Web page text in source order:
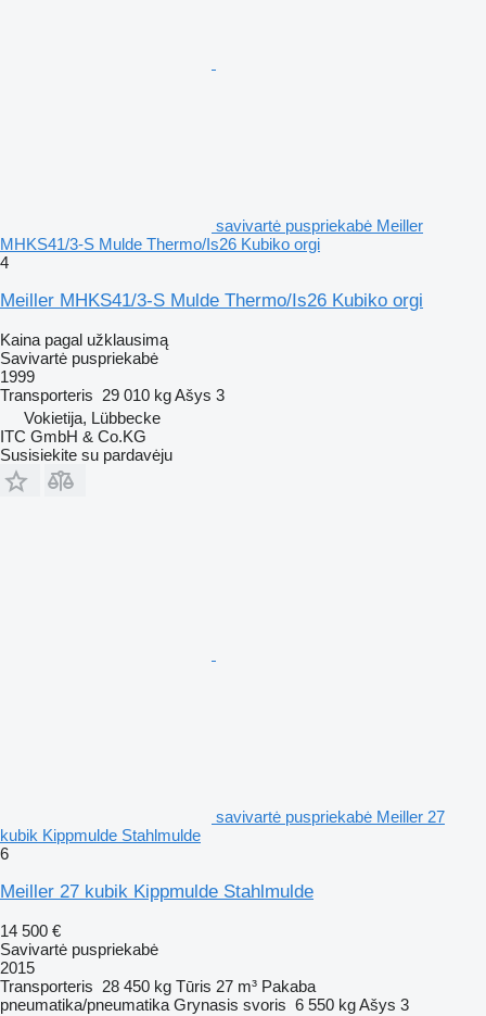
savivartė puspriekabė Meiller
MHKS41/3-S Mulde Thermo/Is26 Kubiko orgi
4
Meiller MHKS41/3-S Mulde Thermo/Is26 Kubiko orgi
Kaina pagal užklausimą
Savivartė puspriekabė
1999
Transporteris 29 010 kgAšys 3
Vokietija, Lübbecke
ITC GmbH & Co.KG
Susisiekite su pardavėju
savivartė puspriekabė Meiller 27
kubik Kippmulde Stahlmulde
6
Meiller 27 kubik Kippmulde Stahlmulde
14 500 €
Savivartė puspriekabė
2015
Transporteris 28 450 kg Tūris 27 m³ Pakaba
pneumatika/pneumatika Grynasis svoris 6 550 kgAšys 3